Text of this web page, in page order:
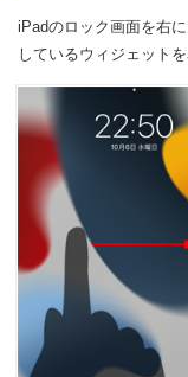
iPadのロック画面を右
しているウィジェットを